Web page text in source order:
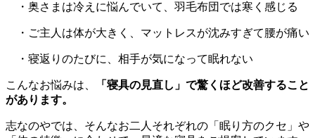
・奥さまは冷えに悩んでいて、羽毛布団では寒く感じる
・ご主人は体が大きく、マットレスが沈みすぎて腰が痛い
・寝返りのたびに、相手が気になって眠れない
こんなお悩みは、
「寝具の見直し」で驚くほど改善すること
があります。
志なのやでは、そんなお二人それぞれの「眠り方のクセ」や